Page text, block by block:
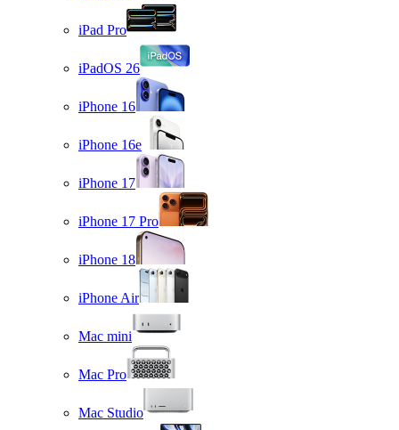
iPad Pro
iPadOS 26
iPhone 16
iPhone 16e
iPhone 17
iPhone 17 Pro
iPhone 18
iPhone Air
Mac mini
Mac Pro
Mac Studio